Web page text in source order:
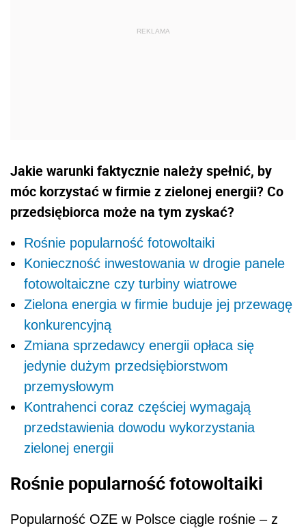
Jakie warunki faktycznie należy spełnić, by
móc korzystać w firmie z zielonej energii? Co
przedsiębiorca może na tym zyskać?
Rośnie popularność fotowoltaiki
Konieczność inwestowania w drogie panele
fotowoltaiczne czy turbiny wiatrowe
Zielona energia w firmie buduje jej przewagę
konkurencyjną
Zmiana sprzedawcy energii opłaca się
jedynie dużym przedsiębiorstwom
przemysłowym
Kontrahenci coraz częściej wymagają
przedstawienia dowodu wykorzystania
zielonej energii
Rośnie popularność fotowoltaiki
Popularność OZE w Polsce ciągle rośnie – z